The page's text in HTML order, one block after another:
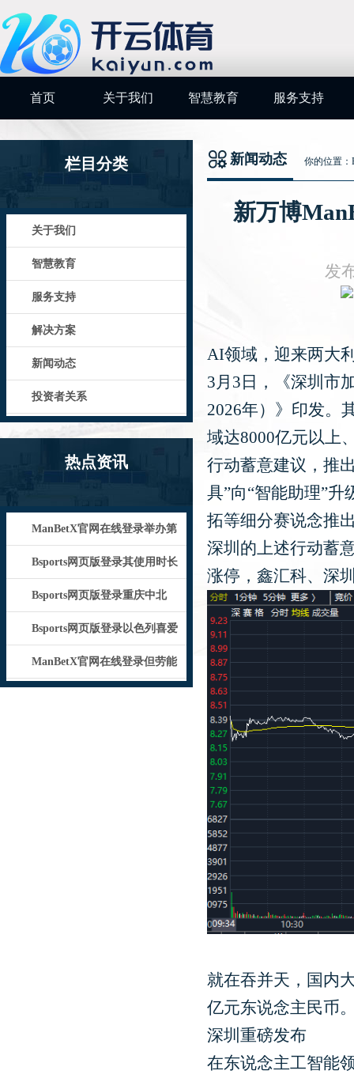
首页 关于我们 智慧教育 服务支持
栏目分类
关于我们
智慧教育
服务支持
解决方案
新闻动态
投资者关系
热点资讯
ManBetX官网在线登录举办第
一场记者管待会-Bsport
Bsports网页版登录其使用时长
和强度皆保捏高位-Bspo
Bsports网页版登录重庆中北
部、湖南西北部等地局地可达4
Bsports网页版登录以色列喜爱
记者、医务东说念主员和统统
ManBetX官网在线登录但劳能
新闻动态 你的位置：
新万博
发
AI领域，迎来两大
3月3日，《深圳市
2026年）》印发。
域达8000亿元以上
行动蓄意建议，推
具”向“智能助理”
拓等细分赛说念推
深圳的上述行动蓄
涨停，鑫汇科、深
就在吞并天，国内
亿元东说念主民币
深圳重磅发布
在东说念主工智能